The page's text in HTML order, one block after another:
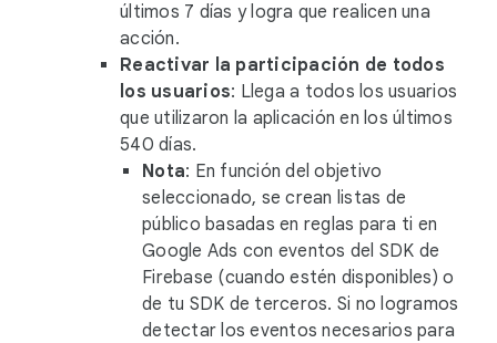
últimos 7 días y logra que realicen una
acción.
Reactivar la participación de todos
los usuarios: Llega a todos los usuarios
que utilizaron la aplicación en los últimos
540 días.
Nota: En función del objetivo
seleccionado, se crean listas de
público basadas en reglas para ti en
Google Ads con eventos del SDK de
Firebase (cuando estén disponibles) o
de tu SDK de terceros. Si no logramos
detectar los eventos necesarios para